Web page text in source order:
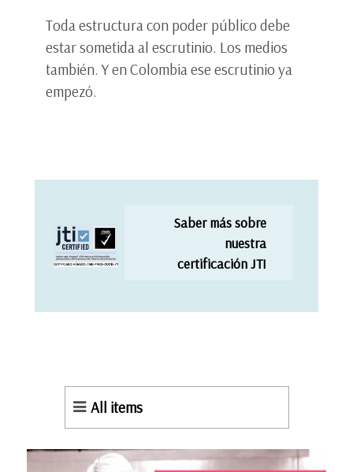
Toda estructura con poder público debe
estar sometida al escrutinio. Los medios
también. Y en Colombia ese escrutinio ya
empezó.
Saber más sobre
nuestra
certificación JTI
All items